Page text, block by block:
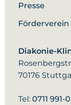
Presse
Förderverein
Diakonie-
70176
Tel: 0711 991-0